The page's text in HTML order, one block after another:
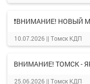
❗ВНИМАНИЕ! НОВЫЙ
10.07.2026 || Томск КДП
ВНИМАНИЕ! ТОМСК -
25.06.2026 || Томск КДП